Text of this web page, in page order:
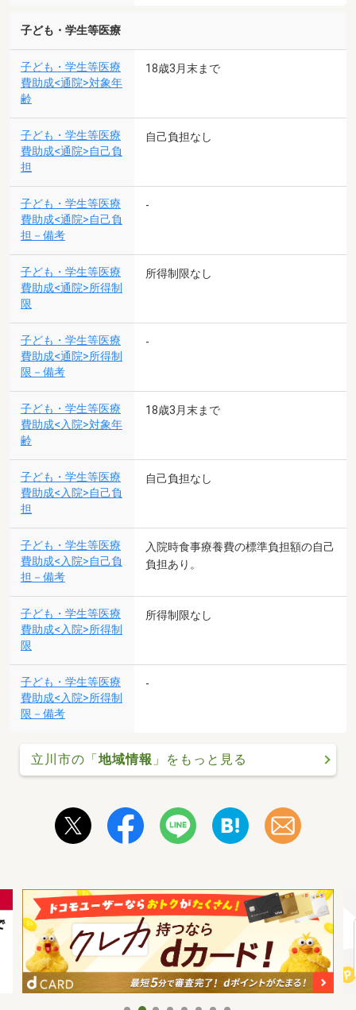
子ども・学生等医療
子ども・学生等医療
費助成<通院>対象年
齢
18歳3月末まで
子ども・学生等医療
費助成<通院>自己負
担
自己負担なし
子ども・学生等医療
費助成<通院>自己負
担－備考
-
子ども・学生等医療
費助成<通院>所得制
限
所得制限なし
子ども・学生等医療
費助成<通院>所得制
限－備考
-
子ども・学生等医療
費助成<入院>対象年
齢
18歳3月末まで
子ども・学生等医療
費助成<入院>自己負
担
自己負担なし
子ども・学生等医療
費助成<入院>自己負
担－備考
入院時食事療養費の標準負担額の自己
負担あり。
子ども・学生等医療
費助成<入院>所得制
限
所得制限なし
子ども・学生等医療
費助成<入院>所得制
限－備考
-
立川市の「地域情報 」をもっと見る